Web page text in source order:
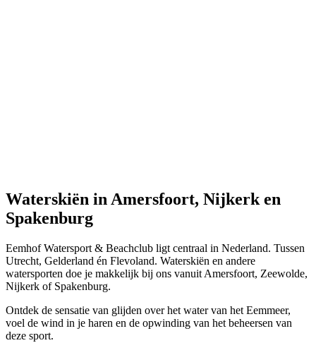
Waterskiën in Amersfoort, Nijkerk en
Spakenburg
Eemhof Watersport & Beachclub ligt centraal in Nederland. Tussen
Utrecht, Gelderland én Flevoland. Waterskiën en andere
watersporten doe je makkelijk bij ons vanuit Amersfoort, Zeewolde,
Nijkerk of Spakenburg.
Ontdek de sensatie van glijden over het water van het Eemmeer,
voel de wind in je haren en de opwinding van het beheersen van
deze sport.